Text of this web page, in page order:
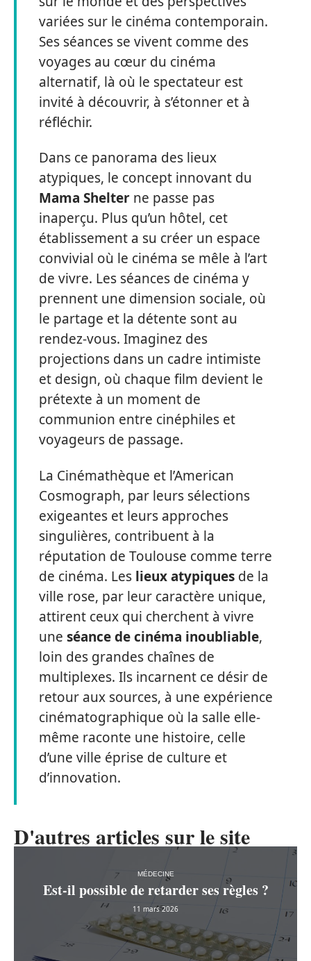
variées sur le cinéma contemporain.
Ses séances se vivent comme des
voyages au cœur du cinéma
alternatif, là où le spectateur est
invité à découvrir, à s’étonner et à
réfléchir.
Dans ce panorama des lieux
atypiques, le concept innovant du
Mama Shelter ne passe pas
inaperçu. Plus qu’un hôtel, cet
établissement a su créer un espace
convivial où le cinéma se mêle à l’art
de vivre. Les séances de cinéma y
prennent une dimension sociale, où
le partage et la détente sont au
rendez-vous. Imaginez des
projections dans un cadre intimiste
et design, où chaque film devient le
prétexte à un moment de
communion entre cinéphiles et
voyageurs de passage.
La Cinémathèque et l’American
Cosmograph, par leurs sélections
exigeantes et leurs approches
singulières, contribuent à la
réputation de Toulouse comme terre
de cinéma. Les lieux atypiques de la
ville rose, par leur caractère unique,
attirent ceux qui cherchent à vivre
une séance de cinéma inoubliable,
loin des grandes chaînes de
multiplexes. Ils incarnent ce désir de
retour aux sources, à une expérience
cinématographique où la salle elle-
même raconte une histoire, celle
d’une ville éprise de culture et
d’innovation.
D'autres articles sur le site
MÉDECINE
Est-il possible de retarder ses règles ?
11 mars 2026